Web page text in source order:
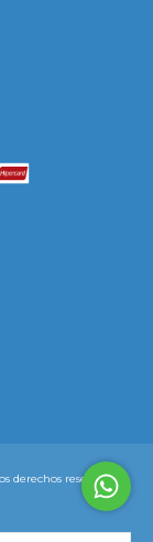
derechos reservados.